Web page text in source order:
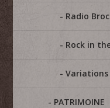
Radio Broc
Rock in
Variations
PATRIMOINE